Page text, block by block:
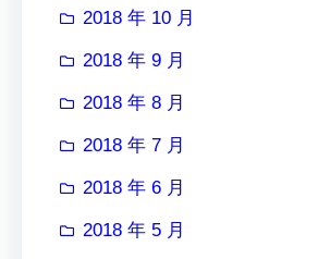
2018 年 10 月
2018 年 9 月
2018 年 8 月
2018 年 7 月
2018 年 6 月
2018 年 5 月